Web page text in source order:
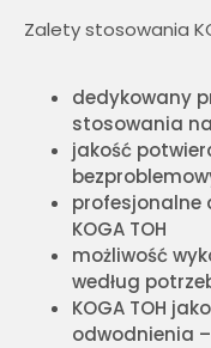
Zalety stosowania
dedykowany
stosowania
jakość
profesjonalne
KOGA TOH
możliwość
według
KOGA TOH
odwodnienia